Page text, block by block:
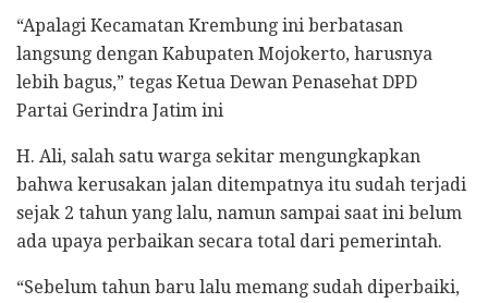
“Apalagi Kecamatan Krembung ini berbatasan
langsung dengan Kabupaten Mojokerto, harusnya
lebih bagus,” tegas Ketua Dewan Penasehat DPD
Partai Gerindra Jatim ini
H. Ali, salah satu warga sekitar mengungkapkan
bahwa kerusakan jalan ditempatnya itu sudah terjadi
sejak 2 tahun yang lalu, namun sampai saat ini belum
ada upaya perbaikan secara total dari pemerintah.
“Sebelum tahun baru lalu memang sudah diperbaiki,